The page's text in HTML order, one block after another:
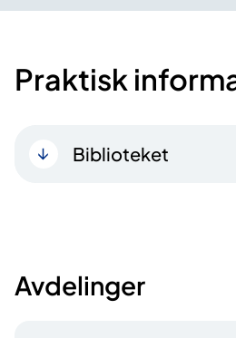
Praktisk
Biblioteket
Avdelinger